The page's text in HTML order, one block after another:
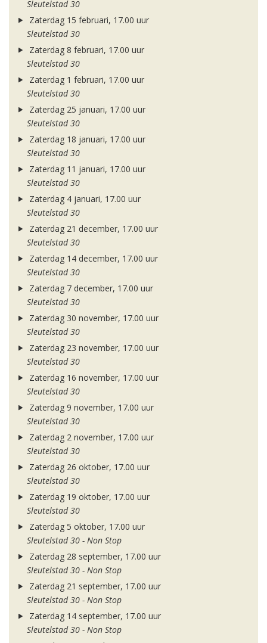
Sleutelstad 30
Zaterdag 15 februari, 17.00 uur
Sleutelstad 30
Zaterdag 8 februari, 17.00 uur
Sleutelstad 30
Zaterdag 1 februari, 17.00 uur
Sleutelstad 30
Zaterdag 25 januari, 17.00 uur
Sleutelstad 30
Zaterdag 18 januari, 17.00 uur
Sleutelstad 30
Zaterdag 11 januari, 17.00 uur
Sleutelstad 30
Zaterdag 4 januari, 17.00 uur
Sleutelstad 30
Zaterdag 21 december, 17.00 uur
Sleutelstad 30
Zaterdag 14 december, 17.00 uur
Sleutelstad 30
Zaterdag 7 december, 17.00 uur
Sleutelstad 30
Zaterdag 30 november, 17.00 uur
Sleutelstad 30
Zaterdag 23 november, 17.00 uur
Sleutelstad 30
Zaterdag 16 november, 17.00 uur
Sleutelstad 30
Zaterdag 9 november, 17.00 uur
Sleutelstad 30
Zaterdag 2 november, 17.00 uur
Sleutelstad 30
Zaterdag 26 oktober, 17.00 uur
Sleutelstad 30
Zaterdag 19 oktober, 17.00 uur
Sleutelstad 30
Zaterdag 5 oktober, 17.00 uur
Sleutelstad 30 - Non Stop
Zaterdag 28 september, 17.00 uur
Sleutelstad 30 - Non Stop
Zaterdag 21 september, 17.00 uur
Sleutelstad 30 - Non Stop
Zaterdag 14 september, 17.00 uur
Sleutelstad 30 - Non Stop